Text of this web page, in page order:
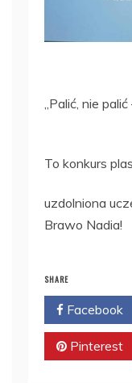
„Palić, nie
To konkurs
uzdolniona
Brawo Nadia!
SHARE
Facebook
Pinterest